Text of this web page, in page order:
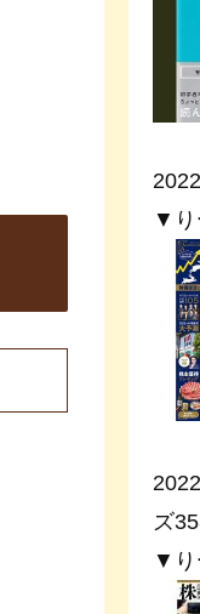
▼り
ズ
▼り